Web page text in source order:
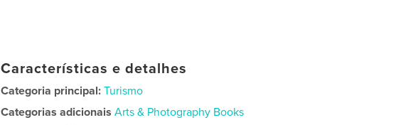
Características e detalhes
Categoria principal: Turismo
Categorias adicionais Arts & Photography Books